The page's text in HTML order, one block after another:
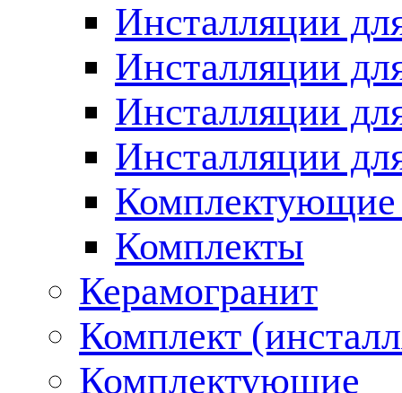
Инсталляции
Инсталляции
Инсталляции
Инсталляции
Комплектующие
Комплекты
Керамогранит
Комплект
Комплектующие